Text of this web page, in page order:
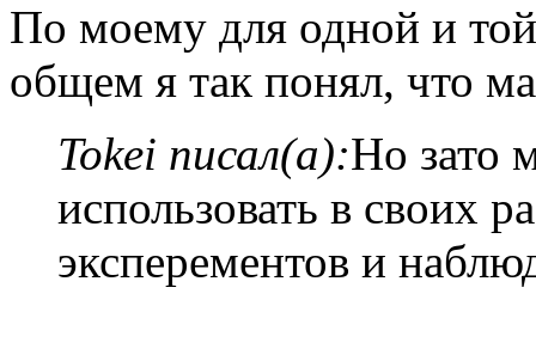
По моему для одной и
общем я так понял, что
Tokei писал(а):Но зато
использовать в своих
эксперементов и